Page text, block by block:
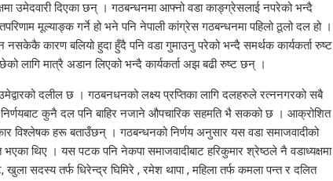
उमेदवारी दिएका छन् । गठबन्धनमा आफ्नो वडा काङ्ग्रेसलाई नपरेको भन्दै
मूल्याङ्क गर्ने हो भने पनि नेपाली कांग्रेस गठबन्धनमा पहिलो ठूलो दल हो ।
कारण बलियो हुदा हुँदै पनि वडा गुमाउनु परेको भन्दै समर्थक कार्यकर्ता रुष्ट
लागि मात्रै अडान लिएको भन्दै कार्यकर्ता अझ बढी रुष्ट छन् ।
उमेद्वारको दलील छ । गठबनधनको लक्ष्य प्रप्तिका लागि दलहरुले रत्ननगरको सबै
निर्णयबाट कुनै दल पनि बाहिर नजाने औपचारिक सहमति भै सकको छ । आक्रोशित
विश्लेषक हरू बताउँछन् । गठबन्धनको निर्णय अनुसार यस वडा समाजवादीको
भएका थिए । यस पटक पनि नेकपा समाजवादीबाट हरिकुमार श्रेष्ठले नै वडाध्यक्षमा
खुला सदस्य तर्फ धिरेन्द्र घिमिरे , रमेश थापा , महिला तर्फ कमला पन्त र दलित